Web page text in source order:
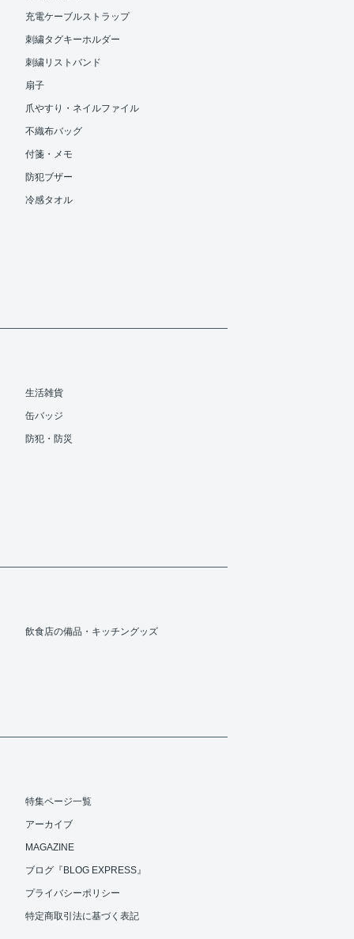
充電ケーブルストラップ
刺繍タグキーホルダー
刺繍リストバンド
扇子
爪やすり・ネイルファイル
不織布バッグ
付箋・メモ
防犯ブザー
冷感タオル
生活雑貨
缶バッジ
防犯・防災
飲食店の備品・キッチングッズ
特集ページ一覧
アーカイブ
MAGAZINE
ブログ『BLOG EXPRESS』
プライバシーポリシー
特定商取引法に基づく表記